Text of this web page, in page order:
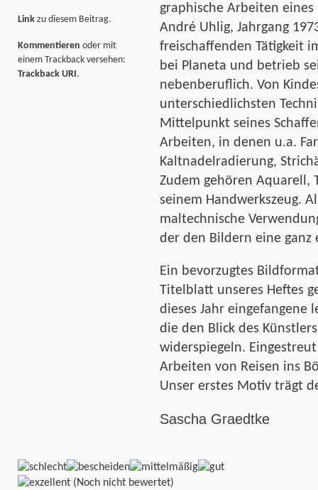
graphische Arbeiten
André Uhlig, Jahrgang
freischaffenden Tätigkeit
bei Planeta und betrieb
nebenberuflich. Von
unterschiedlichsten
Mittelpunkt seines
Arbeiten, in denen u.a.
Kaltnadelradierung,
Zudem gehören Aquarell,
seinem Handwerkszeug.
maltechnische
der den Bildern eine ganz
Ein bevorzugtes
Titelblatt unseres Heftes
dieses Jahr eingefangene
die den Blick des
widerspiegeln.
Arbeiten von Reisen ins
Unser erstes Motiv trägt
Sascha Graedtke
Link zu diesem Beitrag.
Kommentieren oder mit
einem Trackback versehen:
Trackback URI.
(Noch nicht bewertet)